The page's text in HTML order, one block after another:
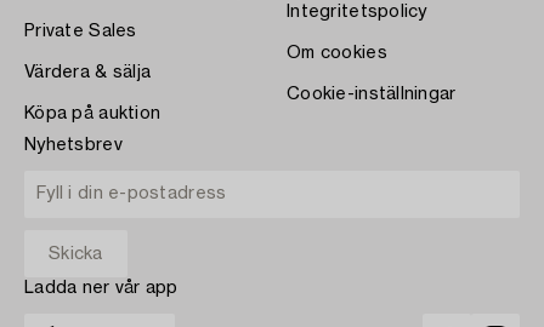
Private Sales
Värdera & sälja
Köpa på auktion
Integritetspolicy
Om cookies
Cookie-inställningar
Nyhetsbrev
Ladda ner vår app